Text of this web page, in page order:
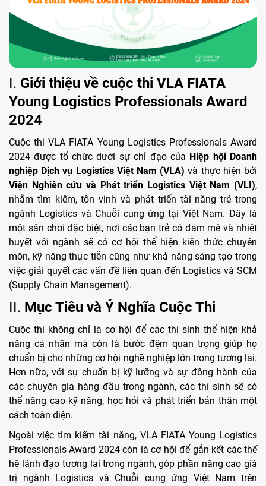
I. Giới thiệu về cuộc thi VLA FIATA
Young Logistics Professionals Award
2024
Cuộc thi VLA FIATA Young Logistics Professionals Award
2024 được tổ chức dưới sự chỉ đạo của Hiệp hội Doanh
nghiệp Dịch vụ Logistics Việt Nam (VLA) và thực hiện bởi
Viện Nghiên cứu và Phát triển Logistics Việt Nam (VLI),
nhằm tìm kiếm, tôn vinh và phát triển tài năng trẻ trong
ngành Logistics và Chuỗi cung ứng tại Việt Nam. Đây là
một sân chơi đặc biệt, nơi các bạn trẻ có đam mê và nhiệt
huyết với ngành sẽ có cơ hội thể hiện kiến thức chuyên
môn, kỹ năng thực tiễn cũng như khả năng sáng tạo trong
việc giải quyết các vấn đề liên quan đến Logistics và SCM
(Supply Chain Management).
II. Mục Tiêu và Ý Nghĩa Cuộc Thi
Cuộc thi không chỉ là cơ hội để các thí sinh thể hiện khả
năng cá nhân mà còn là bước đệm quan trọng giúp họ
chuẩn bị cho những cơ hội nghề nghiệp lớn trong tương lai.
Hơn nữa, với sự chuẩn bị kỹ lưỡng và sự đồng hành của
các chuyên gia hàng đầu trong ngành, các thí sinh sẽ có
thể nâng cao kỹ năng, học hỏi và phát triển bản thân một
cách toàn diện.
Ngoài việc tìm kiếm tài năng, VLA FIATA Young Logistics
Professionals Award 2024 còn là cơ hội để gắn kết các thế
hệ lãnh đạo tương lai trong ngành, góp phần nâng cao giá
trị ngành Logistics và Chuỗi cung ứng Việt Nam trên